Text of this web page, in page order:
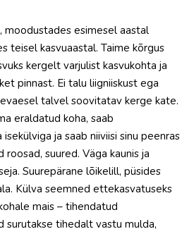
0,79€.
moodustades esimesel aastal
teisel kasvuaastal. Taime kõrgus
kergelt varjulist kasvukohta ja
pinnast. Ei talu liigniiskust ega
talvel soovitatav kerge kate.
eraldatud koha, saab
ja saab niiviisi sinu peenras
roosad, suured. Väga kaunis ja
Suurepärane lõikelill, püsides
Külva seemned ettekasvatuseks
mais – tihendatud
surutakse tihedalt vastu mulda,